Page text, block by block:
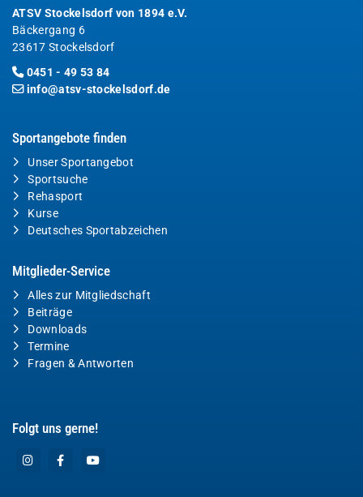
ATSV Stockelsdorf von 1894 e.V.
Bäckergang 6
23617 Stockelsdorf
0451 - 49 53 84
info@atsv-stockelsdorf.de
Sportangebote finden
Unser Sportangebot
Sportsuche
Rehasport
Kurse
Deutsches Sportabzeichen
Mitglieder-Service
Alles zur Mitgliedschaft
Beiträge
Downloads
Termine
Fragen & Antworten
Folgt uns gerne!